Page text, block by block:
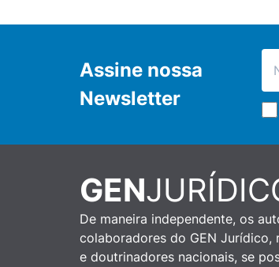
Assine nossa
Newsletter
GEN
De maneira independente, os
colaboradores do GEN Jurídico,
e doutrinadores nacionais, se